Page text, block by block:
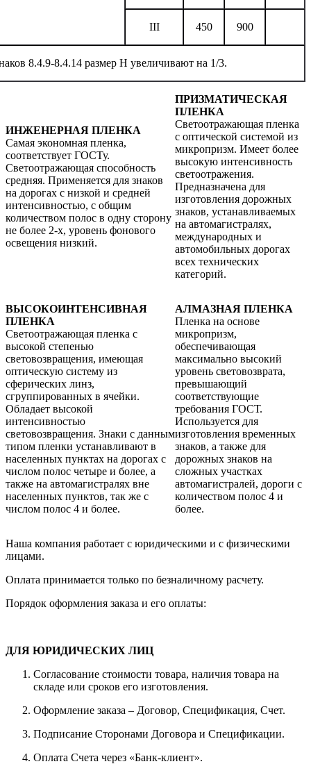
III 450 900
8.4.9-8.4.14 размер Н увеличивают на 1/3.
ИНЖЕНЕРНАЯ ПЛЕНКА
Самая экономная пленка,
соответствует ГОСТу.
Светоотражающая способность
средняя. Применяется для знаков
на дорогах с низкой и средней
интенсивностью, с общим
количеством полос в одну сторону
не более 2-х, уровень фонового
освещения низкий.
ПРИЗМАТИЧЕСКАЯ
ПЛЕНКА
Светоотражающая пленка
с оптической системой из
микропризм. Имеет более
высокую интенсивность
светоотражения.
Предназначена для
изготовления дорожных
знаков, устанавливаемых
на автомагистралях,
международных и
автомобильных дорогах
всех технических
категорий.
ВЫСОКОИНТЕНСИВНАЯ
ПЛЕНКА
Светоотражающая пленка с
высокой степенью
световозвращения, имеющая
оптическую систему из
сферических линз,
сгруппированных в ячейки.
Обладает высокой
интенсивностью
световозвращения. Знаки с данным
типом пленки устанавливают в
населенных пунктах на дорогах с
числом полос четыре и более, а
также на автомагистралях вне
населенных пунктов, так же с
числом полос 4 и более.
АЛМАЗНАЯ ПЛЕНКА
Пленка на основе
микропризм,
обеспечивающая
максимально высокий
уровень световозврата,
превышающий
соответствующие
требования ГОСТ.
Используется для
изготовления временных
знаков, а также для
дорожных знаков на
сложных участках
автомагистралей, дороги с
количеством полос 4 и
более.
Наша компания работает с юридическими и с физическими
лицами.
Оплата принимается только по безналичному расчету.
Порядок оформления заказа и его оплаты:
ДЛЯ ЮРИДИЧЕСКИХ ЛИЦ
Согласование стоимости товара, наличия товара на
складе или сроков его изготовления.
Оформление заказа – Договор, Спецификация, Счет.
Подписание Сторонами Договора и Спецификации.
Оплата Счета через «Банк-клиент».